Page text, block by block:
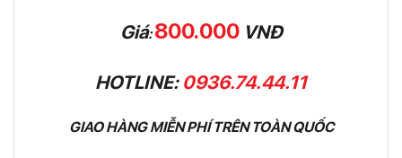
Giá:800.000VNĐ
HOTLINE: 0936.74.44.11
GIAO HÀNG MIỄN PHÍ TRÊN TOÀN QUỐC